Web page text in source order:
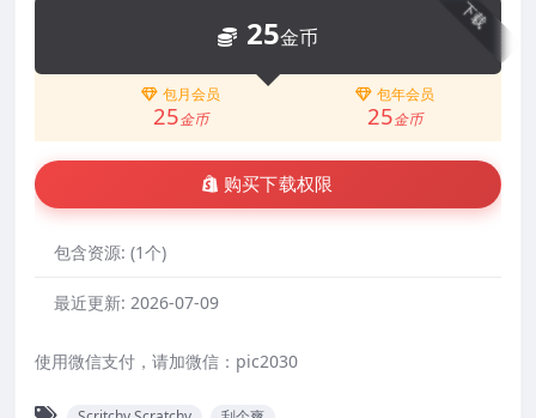
下载
25金币
包月会员
25金币
包年会员
25金币
购买下载权限
包含资源: (1个)
最近更新: 2026-07-09
使用微信支付，请加微信：pic2030